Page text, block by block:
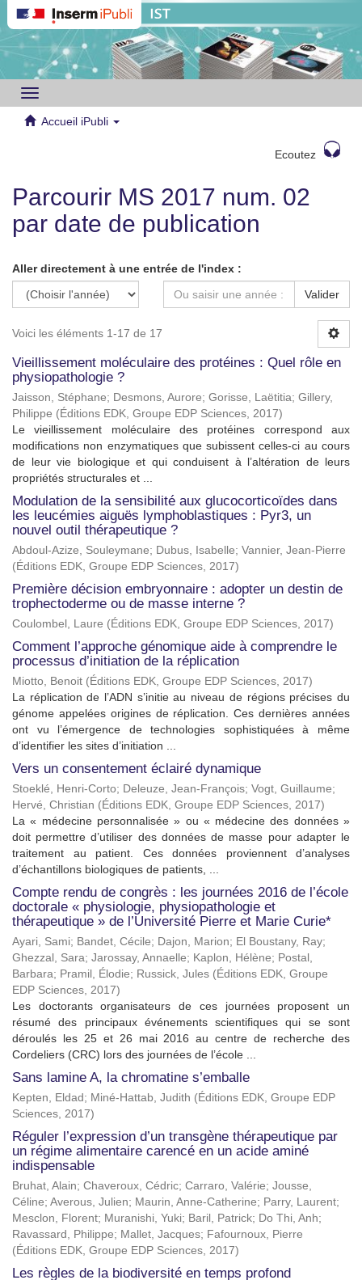
Toggle
navigation
Accueil iPubli
Ecoutez
Parcourir MS 2017 num. 02
par date de publication
Aller directement à une entrée de l'index :
Valider
Voici les éléments 1-17 de 17
Vieillissement moléculaire des protéines : Quel rôle en
physiopathologie ?
Jaisson, Stéphane; Desmons, Aurore; Gorisse, Laëtitia; Gillery,
Philippe (Éditions EDK, Groupe EDP Sciences, 2017)
Le vieillissement moléculaire des protéines correspond aux
modifications non enzymatiques que subissent celles-ci au cours
de leur vie biologique et qui conduisent à l’altération de leurs
propriétés structurales et ...
Modulation de la sensibilité aux glucocorticoïdes dans
les leucémies aiguës lymphoblastiques : Pyr3, un
nouvel outil thérapeutique ?
Abdoul-Azize, Souleymane; Dubus, Isabelle; Vannier, Jean-Pierre
(Éditions EDK, Groupe EDP Sciences, 2017)
Première décision embryonnaire : adopter un destin de
trophectoderme ou de masse interne ?
Coulombel, Laure (Éditions EDK, Groupe EDP Sciences, 2017)
Comment l’approche génomique aide à comprendre le
processus d’initiation de la réplication
Miotto, Benoit (Éditions EDK, Groupe EDP Sciences, 2017)
La réplication de l’ADN s’initie au niveau de régions précises du
génome appelées origines de réplication. Ces dernières années
ont vu l’émergence de technologies sophistiquées à même
d’identifier les sites d’initiation ...
Vers un consentement éclairé dynamique
Stoeklé, Henri-Corto; Deleuze, Jean-François; Vogt, Guillaume;
Hervé, Christian (Éditions EDK, Groupe EDP Sciences, 2017)
La « médecine personnalisée » ou « médecine des données »
doit permettre d’utiliser des données de masse pour adapter le
traitement au patient. Ces données proviennent d’analyses
d’échantillons biologiques de patients, ...
Compte rendu de congrès : les journées 2016 de l’école
doctorale « physiologie, physiopathologie et
thérapeutique » de l’Université Pierre et Marie Curie*
Ayari, Sami; Bandet, Cécile; Dajon, Marion; El Boustany, Ray;
Ghezzal, Sara; Jarossay, Annaelle; Kaplon, Hélène; Postal,
Barbara; Pramil, Élodie; Russick, Jules (Éditions EDK, Groupe
EDP Sciences, 2017)
Les doctorants organisateurs de ces journées proposent un
résumé des principaux événements scientifiques qui se sont
déroulés les 25 et 26 mai 2016 au centre de recherche des
Cordeliers (CRC) lors des journées de l’école ...
Sans lamine A, la chromatine s’emballe
Kepten, Eldad ; Miné-Hattab, Judith (Éditions EDK, Groupe EDP
Sciences, 2017)
Réguler l’expression d’un transgène thérapeutique par
un régime alimentaire carencé en un acide aminé
indispensable
Bruhat, Alain; Chaveroux, Cédric; Carraro, Valérie; Jousse,
Céline; Averous, Julien; Maurin, Anne-Catherine; Parry, Laurent;
Mesclon, Florent; Muranishi, Yuki; Baril, Patrick; Do Thi, Anh;
Ravassard, Philippe; Mallet, Jacques; Fafournoux, Pierre
(Éditions EDK, Groupe EDP Sciences, 2017)
Les règles de la biodiversité en temps profond